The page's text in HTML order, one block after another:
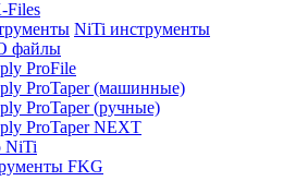
Files
NiTi инструменты
файлы
ProFile
ProTaper (машинные)
ProTaper (ручные)
ProTaper NEXT
NiTi
FKG